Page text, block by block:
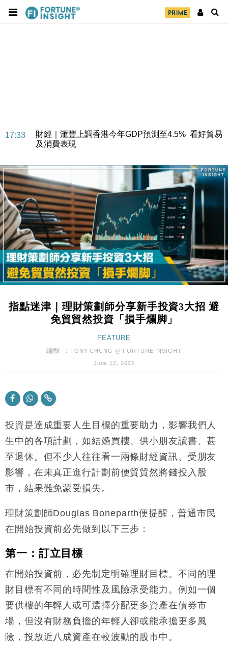
17:33
財經｜滙豐上調香港今年GDP預測至4.5% 看好貿易
及消費表現
損失近6900萬元
16:05
財經｜日經失守6.5萬點後回穩 全周仍升近2%
15:47
財經｜恒隆10月換帥 玩具「反」斗城亞洲CEO蔡德
粦接任
15:11
財經｜韓股反覆波動收跌 連挫7周創逾3年最長跌勢
13:44
財經｜內地7月美元計價出口增近24%勝預期 貿易順
差達1125億美元
12:44
財經｜日本春季三度入市撐日圓 4月單日斥6.28萬億
11:12
國際｜特朗普料美伊戰事快結束 承認部分彈藥庫存緊
財經｜SA售股自救後再出手 斥4億美元押注未上市公
財經｜華僑銀行上半年淨利創新高 中期息增15%至
47仙
17:33
及消費表現
損失近6900萬元
16:05
財經｜日經失守6.5萬點後回穩 全周仍升近2%
15:47
粦接任
15:11
財經｜韓股反覆波動收跌 連挫7周創逾3年最長跌勢
13:44
財經｜內地7月美元計價出口增近24%勝預期 貿易順
差達1125億美元
日圓干預創新高
11:12
張
15:59
財經｜SA售股自救後再出手 斥4億美元押注未上市公
司
指點迷津｜理財策劃師分享新手投資3大招 避
免貿貿然投資「損手爛脚」
FEATURE
編輯 ： TONY CHUNG @ FORTUNE INSIGHT
June 12, 2023
投資是達成重要人生目標的重要助力，影響我們人
生中的各項計劃，如結婚買樓、供小朋友讀書、甚
至退休。但不少人往往看一兩條財經資訊、受朋友
影響，在未真正進行計劃前便貿貿然將錢投入股
市，結果難免蒙受損失。
理財策劃師Douglas Boneparth便提醒，普通市民
在開始投資前必先做到以下三步：
第一：訂立目標
在開始投資前，必先制定明確理財目標。不同的理
財目標有不同的時間性及風險承受能力。例如一個
要供樓的年輕人或可選擇分配更多資產在債券市
場，但沒有財務負擔的年輕人卻或能承擔更多風
險，投放近八成資產在較波動的股市中。